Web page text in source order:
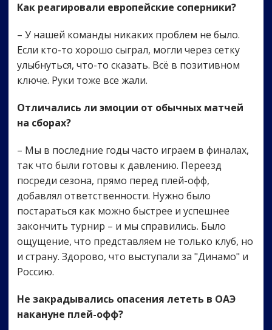
Как реагировали европейские соперники?
– У нашей команды никаких проблем не было.
Если кто-то хорошо сыграл, могли через сетку
улыбнуться, что-то сказать. Всё в позитивном
ключе. Руки тоже все жали.
Отличались ли эмоции от обычных матчей
на сборах?
– Мы в последние годы часто играем в финалах,
так что были готовы к давлению. Переезд
посреди сезона, прямо перед плей-офф,
добавлял ответственности. Нужно было
постараться как можно быстрее и успешнее
закончить турнир – и мы справились. Было
ощущение, что представляем не только клуб, но
и страну. Здорово, что выступали за "Динамо" и
Россию.
Не закрадывались опасения лететь в ОАЭ
накануне плей-офф?